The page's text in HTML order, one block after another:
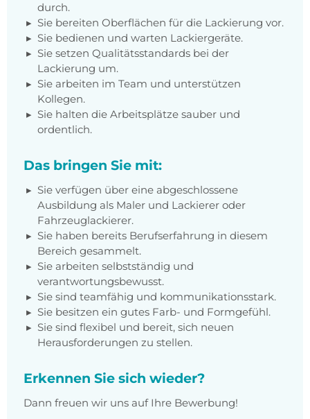
durch.
Sie bereiten Oberflächen für die Lackierung vor.
Sie bedienen und warten Lackiergeräte.
Sie setzen Qualitätsstandards bei der
Lackierung um.
Sie arbeiten im Team und unterstützen
Kollegen.
Sie halten die Arbeitsplätze sauber und
ordentlich.
Das bringen Sie mit:
Sie verfügen über eine abgeschlossene
Ausbildung als Maler und Lackierer oder
Fahrzeuglackierer.
Sie haben bereits Berufserfahrung in diesem
Bereich gesammelt.
Sie arbeiten selbstständig und
verantwortungsbewusst.
Sie sind teamfähig und kommunikationsstark.
Sie besitzen ein gutes Farb- und Formgefühl.
Sie sind flexibel und bereit, sich neuen
Herausforderungen zu stellen.
Erkennen Sie sich wieder?
Dann freuen wir uns auf Ihre Bewerbung!